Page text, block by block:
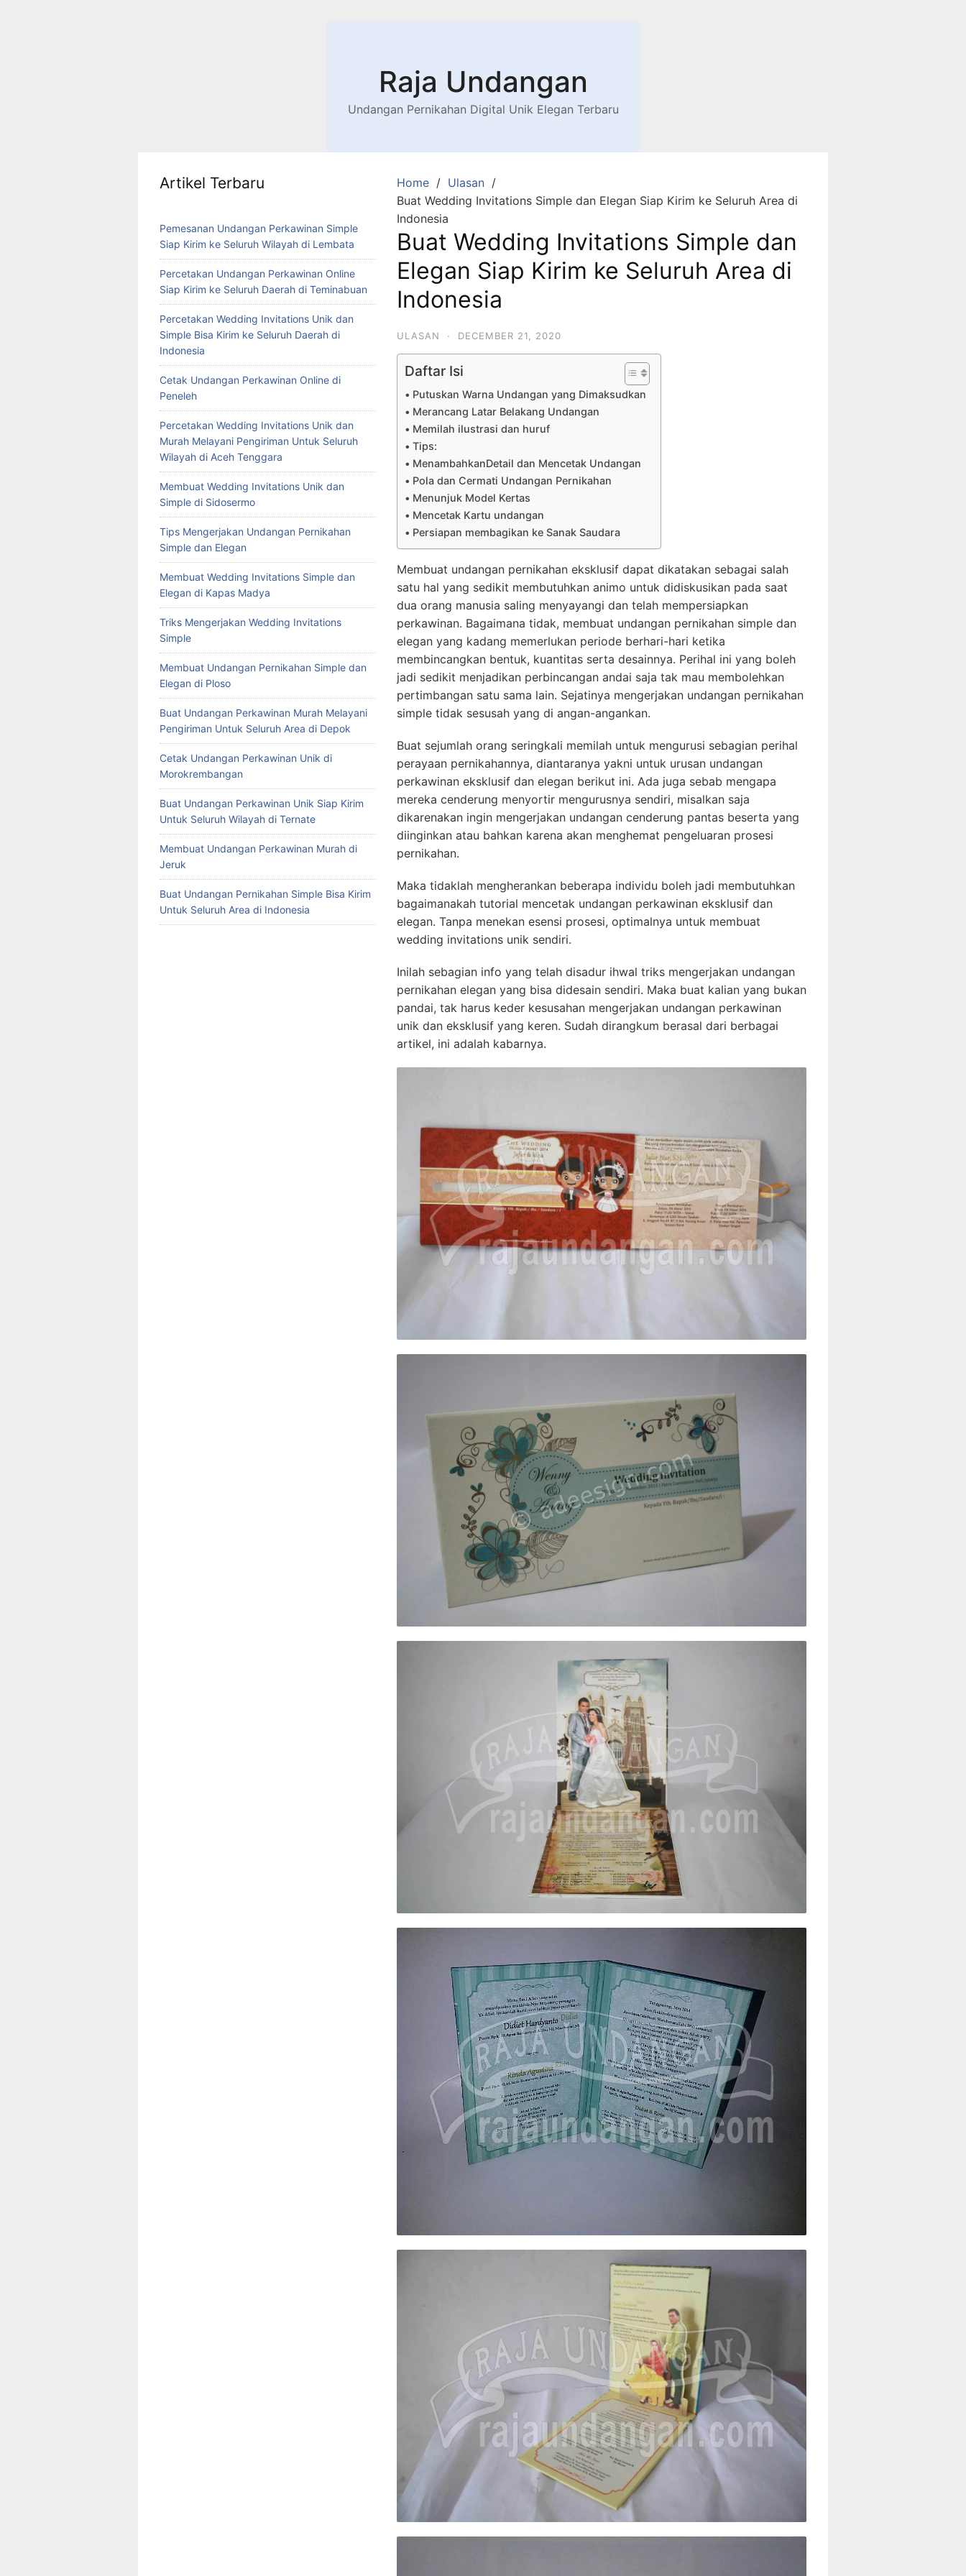
Raja Undangan
Undangan Pernikahan Digital Unik Elegan Terbaru
Home
Ulasan
Buat Wedding Invitations Simple dan Elegan Siap Kirim ke Seluruh Area di
Indonesia
Buat Wedding Invitations Simple dan
Elegan Siap Kirim ke Seluruh Area di
Indonesia
ULASAN · DECEMBER 21, 2020
Daftar Isi
Putuskan Warna Undangan yang Dimaksudkan
Merancang Latar Belakang Undangan
Memilah ilustrasi dan huruf
Tips:
MenambahkanDetail dan Mencetak Undangan
Pola dan Cermati Undangan Pernikahan
Menunjuk Model Kertas
Mencetak Kartu undangan
Persiapan membagikan ke Sanak Saudara
Membuat undangan pernikahan eksklusif dapat dikatakan sebagai salah
satu hal yang sedikit membutuhkan animo untuk didiskusikan pada saat
dua orang manusia saling menyayangi dan telah mempersiapkan
perkawinan. Bagaimana tidak, membuat undangan pernikahan simple dan
elegan yang kadang memerlukan periode berhari-hari ketika
membincangkan bentuk, kuantitas serta desainnya. Perihal ini yang boleh
jadi sedikit menjadikan perbincangan andai saja tak mau membolehkan
pertimbangan satu sama lain. Sejatinya mengerjakan undangan pernikahan
simple tidak sesusah yang di angan-angankan.
Buat sejumlah orang seringkali memilah untuk mengurusi sebagian perihal
perayaan pernikahannya, diantaranya yakni untuk urusan undangan
perkawinan eksklusif dan elegan berikut ini. Ada juga sebab mengapa
mereka cenderung menyortir mengurusnya sendiri, misalkan saja
dikarenakan ingin mengerjakan undangan cenderung pantas beserta yang
diinginkan atau bahkan karena akan menghemat pengeluaran prosesi
pernikahan.
Maka tidaklah mengherankan beberapa individu boleh jadi membutuhkan
bagaimanakah tutorial mencetak undangan perkawinan eksklusif dan
elegan. Tanpa menekan esensi prosesi, optimalnya untuk membuat
wedding invitations unik sendiri.
Inilah sebagian info yang telah disadur ihwal triks mengerjakan undangan
pernikahan elegan yang bisa didesain sendiri. Maka buat kalian yang bukan
pandai, tak harus keder kesusahan mengerjakan undangan perkawinan
unik dan eksklusif yang keren. Sudah dirangkum berasal dari berbagai
artikel, ini adalah kabarnya.
Artikel Terbaru
Pemesanan Undangan Perkawinan Simple
Siap Kirim ke Seluruh Wilayah di Lembata
Percetakan Undangan Perkawinan Online
Siap Kirim ke Seluruh Daerah di Teminabuan
Percetakan Wedding Invitations Unik dan
Simple Bisa Kirim ke Seluruh Daerah di
Indonesia
Cetak Undangan Perkawinan Online di
Peneleh
Percetakan Wedding Invitations Unik dan
Murah Melayani Pengiriman Untuk Seluruh
Wilayah di Aceh Tenggara
Membuat Wedding Invitations Unik dan
Simple di Sidosermo
Tips Mengerjakan Undangan Pernikahan
Simple dan Elegan
Membuat Wedding Invitations Simple dan
Elegan di Kapas Madya
Triks Mengerjakan Wedding Invitations
Simple
Membuat Undangan Pernikahan Simple dan
Elegan di Ploso
Buat Undangan Perkawinan Murah Melayani
Pengiriman Untuk Seluruh Area di Depok
Cetak Undangan Perkawinan Unik di
Morokrembangan
Buat Undangan Perkawinan Unik Siap Kirim
Untuk Seluruh Wilayah di Ternate
Membuat Undangan Perkawinan Murah di
Jeruk
Buat Undangan Pernikahan Simple Bisa Kirim
Untuk Seluruh Area di Indonesia